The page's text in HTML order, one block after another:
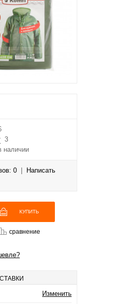
3
наличии
0
Написать
сравнение
Изменить